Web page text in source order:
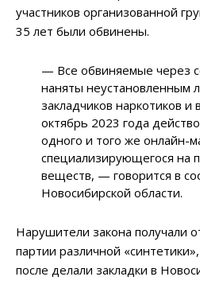
участников организованной
35 лет были обвинены.
— Все обвиняемые через
наняты неустановленным
закладчиков наркотиков и
октябрь 2023 года
одного и того же онлайн-
специализирующегося на
веществ, — говорится в
Новосибирской области.
Нарушители закона получали
партии различной
после делали закладки в